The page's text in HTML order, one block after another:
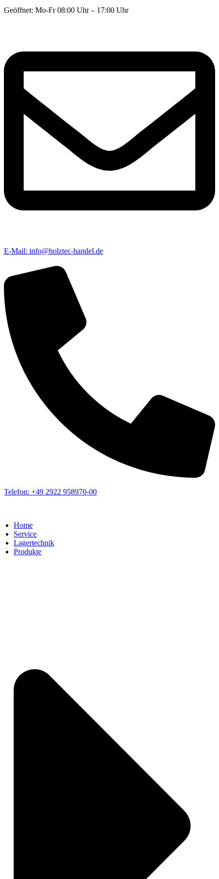
Geöffnet: Mo-Fr 08:00 Uhr – 17:00 Uhr
E-Mail: info@holztec-handel.de
Telefon: +49 2922 958970-00
Home
Service
Lagertechnik
Produkte